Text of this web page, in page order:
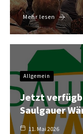
Mehr lesen
Allgemein
Jetzt
Saulgauer
11. Mai 2026